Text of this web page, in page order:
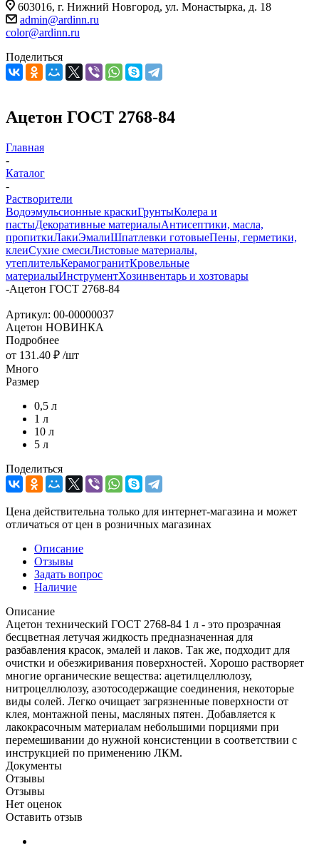
603016, г. Нижний Новгород, ул. Монастырка, д. 18
admin@ardinn.ru
color@ardinn.ru
Поделиться
Ацетон ГОСТ 2768-84
Главная
-
Каталог
-
Растворители
Водоэмульсионные краскиГрунтыКолера и
пастыДекоративные материалыАнтисептики, масла,
пропиткиЛакиЭмалиШпатлевки готовыеПены, герметики,
клеиСухие смесиЛистовые материалы,
утеплительКерамогранитКровельные
материалыИнструментХозинвентарь и хозтовары
-Ацетон ГОСТ 2768-84
Артикул: 00-00000037
Ацетон НОВИНКА
Подробнее
от 131.40 ₽ /шт
Много
Размер
0,5 л
1 л
10 л
5 л
Поделиться
Цена действительна только для интернет-магазина и может
отличаться от цен в розничных магазинах
Описание
Отзывы
Задать вопрос
Наличие
Описание
Ацетон технический ГОСТ 2768-84 1 л - это прозрачная
бесцветная летучая жидкость предназначенная для
разбавления красок, эмалей и лаков. Так же, подходит для
очистки и обезжиривания поверхностей. Хорошо растворяет
многие органические вещества: ацетилцеллюлозу,
нитроцеллюлозу, азотосодержащие соединения, некоторые
виды солей. Легко очищает загрязненные поверхности от
клея, монтажной пены, масляных пятен. Добавляется к
лакокрасочным материалам небольшими порциями при
перемешивании до нужной консистенции в соответствии с
инструкцией по применению ЛКМ.
Документы
Отзывы
Отзывы
Нет оценок
Оставить отзыв